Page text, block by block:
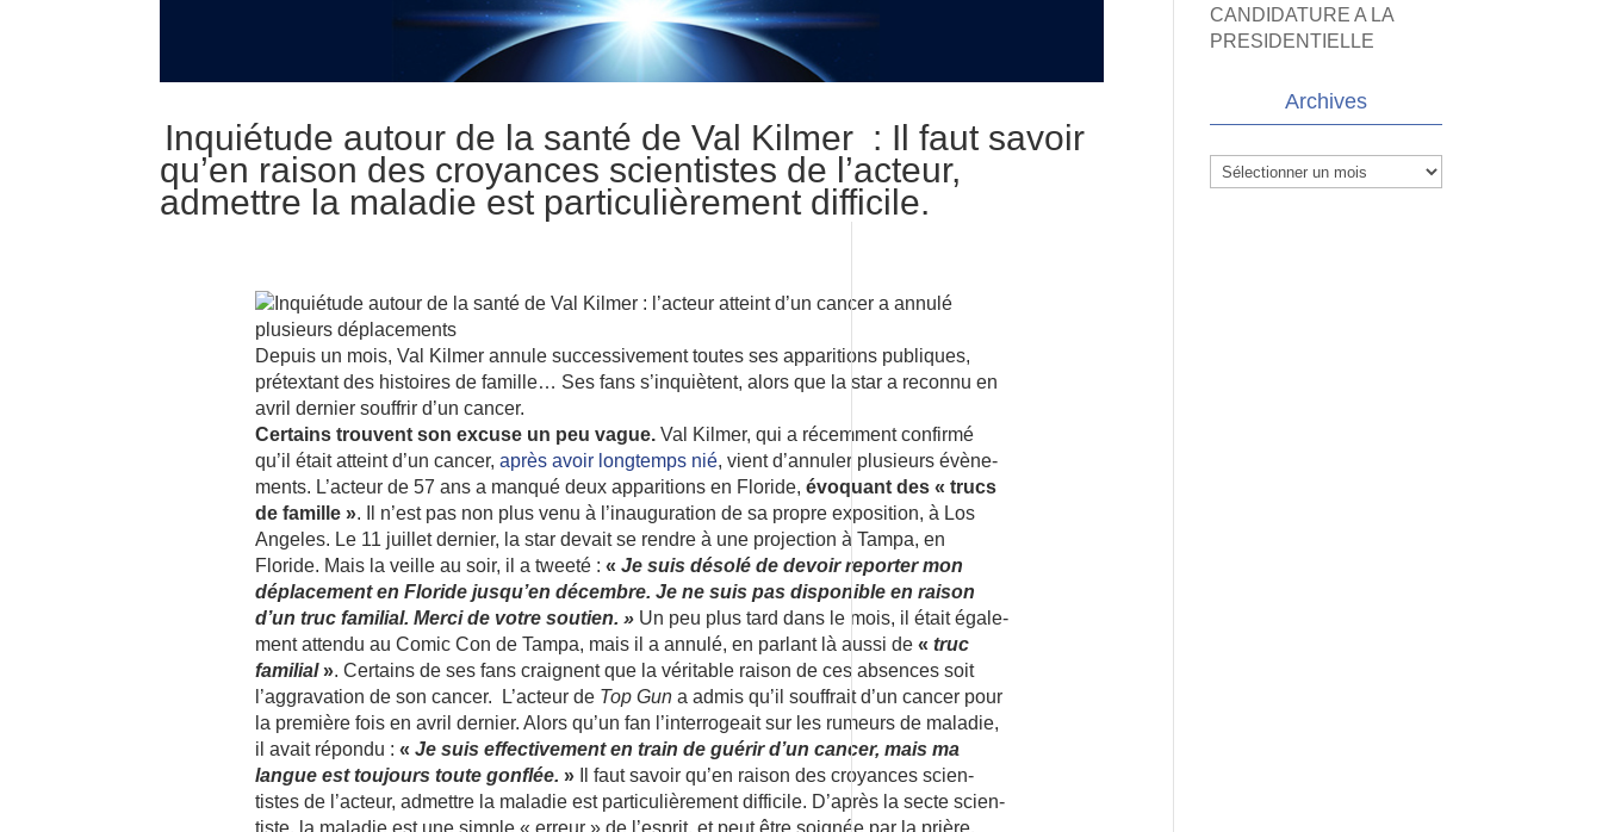
Inquié­tude autour de la santé de Val Kilmer : Il faut savoir
qu’en raison des croyances scien­tistes de l’ac­teur,
admettre la mala­die est parti­cu­liè­re­ment diffi­cile.
Depuis un mois, Val Kilmer annule succes­si­ve­ment toutes ses appa­ri­tions publiques,
prétex­tant des histoires de famil­le… Ses fans s’inquiètent, alors que la star a reconnu en
avril dernier souf­frir d’un cancer.
Certains trouvent son excuse un peu vague.Val Kilmer, qui a récem­ment confirmé
qu’il était atteint d’un cancer, après avoir long­temps nié, vient d’an­nu­ler plusieurs évène­
ments. L’ac­teur de 57 ans a manqué deux appa­ri­tions en Floride, évoquant des « trucs
de famille ». Il n’est pas non plus venu à l’inau­gu­ra­tion de sa propre expo­si­tion, à Los
Angeles. Le 11 juillet dernier, la star devait se rendre à une projec­tion à Tampa, en
Floride. Mais la veille au soir, il a tweeté : « Je suis désolé de devoir repor­ter mon
dépla­ce­ment en Floride jusqu’en décembre. Je ne suis pas dispo­nible en raison
d’un truc fami­lial. Merci de votre soutien. » Un peu plus tard dans le mois, il était égale­
ment attendu au Comic Con de Tampa, mais il a annulé, en parlant là aussi de « truc
fami­lial». Certains de ses fans craignent que la véri­table raison de ces absences soit
l’ag­gra­va­tion de son cancer. L’ac­teur de Top Guna admis qu’il souf­frait d’un cancer pour
la première fois en avril dernier. Alors qu’un fan l’in­ter­ro­geait sur les rumeurs de mala­die,
il avait répondu : « Je suis effec­ti­ve­ment en train de guérir d’un cancer, mais ma
langue est toujours toute gonflée. »Il faut savoir qu’en raison des croyances scien­
tistes de l’ac­teur, admettre la mala­die est parti­cu­liè­re­ment diffi­cile. D’après la secte scien­
tiste, la mala­die est une simple « erreur » de l’es­prit, et peut être soignée par la prière.
CANDIDATURE A LA
PRESIDENTIELLE
Archives
Archives